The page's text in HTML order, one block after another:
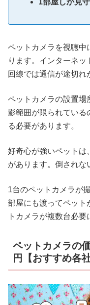
1部屋しか見
ペットカメラを視聴中
ります。インターネ
回線では通信が途切れ
ペットカメラの設置場
影範囲が限られている
る必要があります。
好奇心が強いペットは
があります。倒されな
1台のペットカメラが
部屋にも渡ってペット
トカメラが複数台必要
ペットカメラの
円【おすすめ各